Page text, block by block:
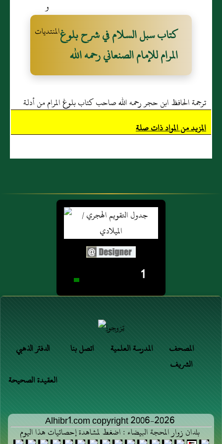
الله عَلَيْهِ وَسَلّم
أَنْ نَصُوم من
الشهر ثلاثةَ
أَيّام: ثلاثَ
عشرة وأَرْبع
عشرة" رواه
والتِّرمذيُّ
حبّانَ.
الله عَلَيْهِ وَسَلّم
نَهَى عَنْ صيام
النّحْر" مُتّفقٌ
كتاب سبل السلام في شرح بلوغ
المرام للإمام الصنعاني رحمه الله
ترجمة الحافظ ابن حجر رحمه الله صاحب كتاب بلوغ المرام من أدلة
الأحكام
المزيد من المواد ذات صلة
1
الدفتر الذهبي اتصل بنا المدرسة العلمية
المصحف
الشريف
العقيدة الصحيحة
Alhibr1.com copyright 2006-2026
بلدان زوار المحجة البيضاء : اضغط لمشاهدة إحصائيات هذا اليوم